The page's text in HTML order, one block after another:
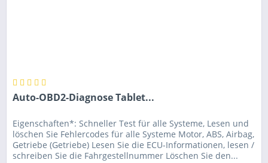
Auto-OBD2-Diagnose Tablet...
Eigenschaften*: Schneller Test für alle Systeme, Lesen und
löschen Sie Fehlercodes für alle Systeme Motor, ABS, Airbag,
Getriebe (Getriebe) Lesen Sie die ECU-Informationen, lesen /
schreiben Sie die Fahrgestellnummer Löschen Sie den...